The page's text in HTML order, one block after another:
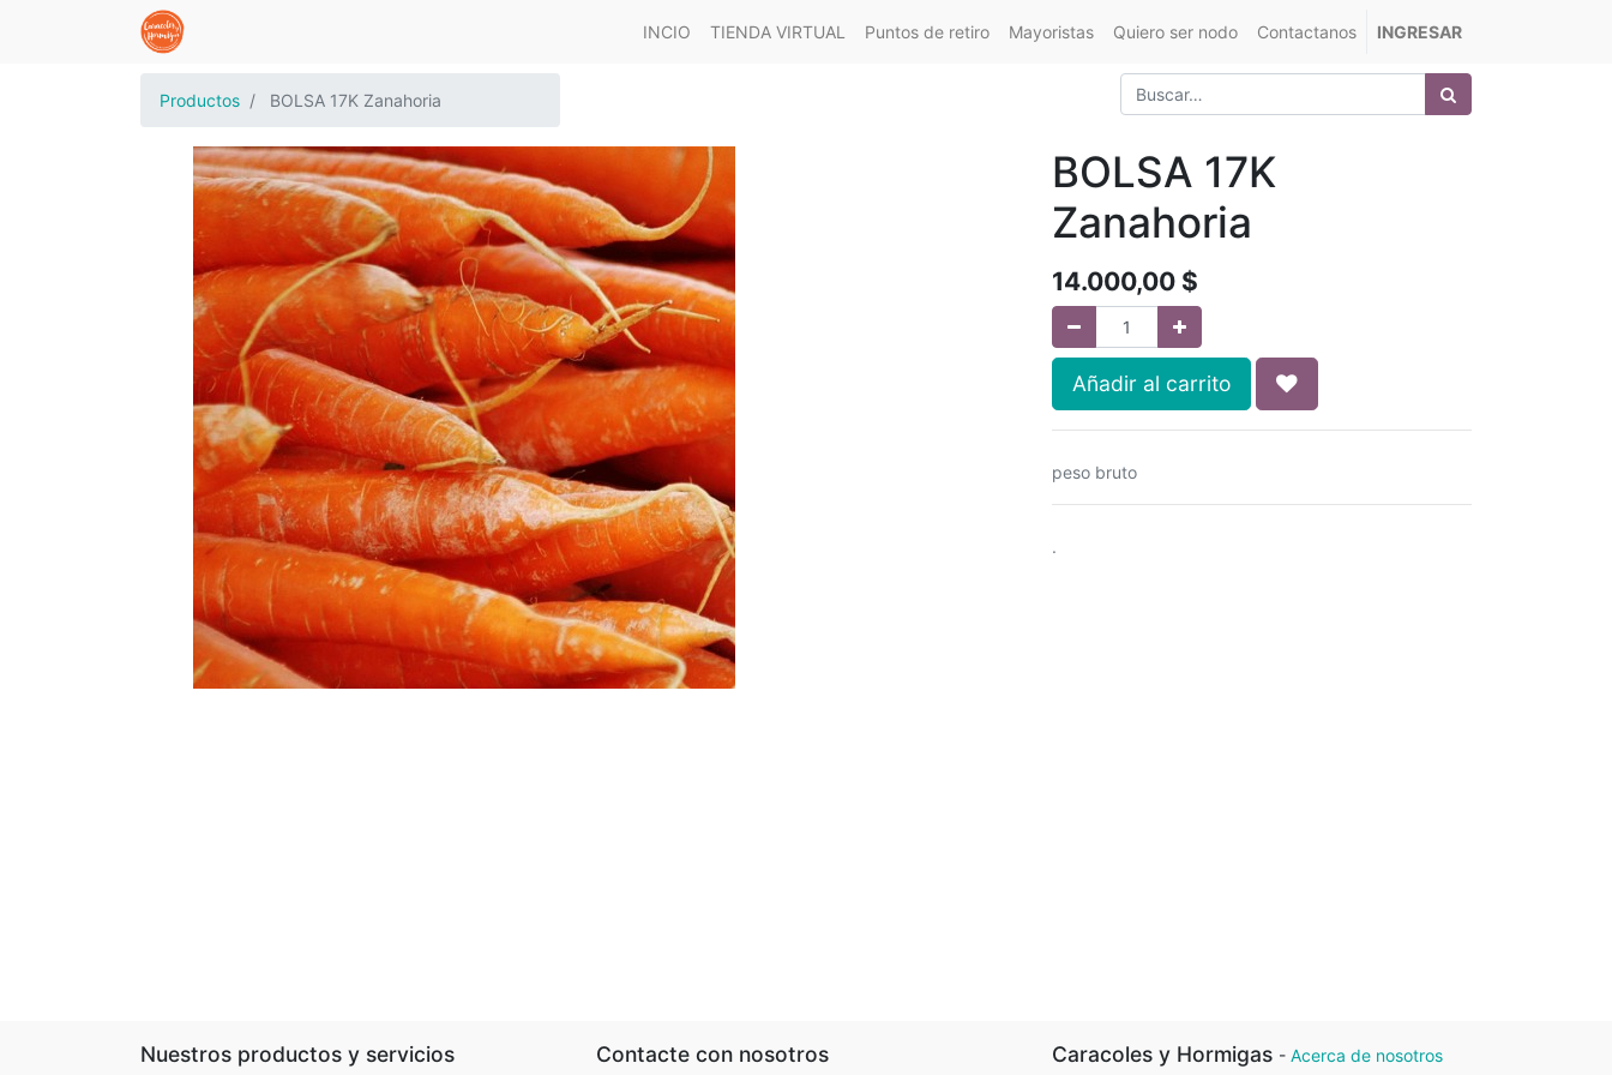
INCIO TIENDA VIRTUAL Puntos de retiro Mayoristas Quiero ser nodo Contactanos INGRESAR
Productos BOLSA 17K Zanahoria
BOLSA 17K
Zanahoria
14.000,00 $
Añadir al carrito
peso bruto
.
Nuestros productos y servicios Contacte con nosotros Caracoles y Hormigas - Acerca de nosotros